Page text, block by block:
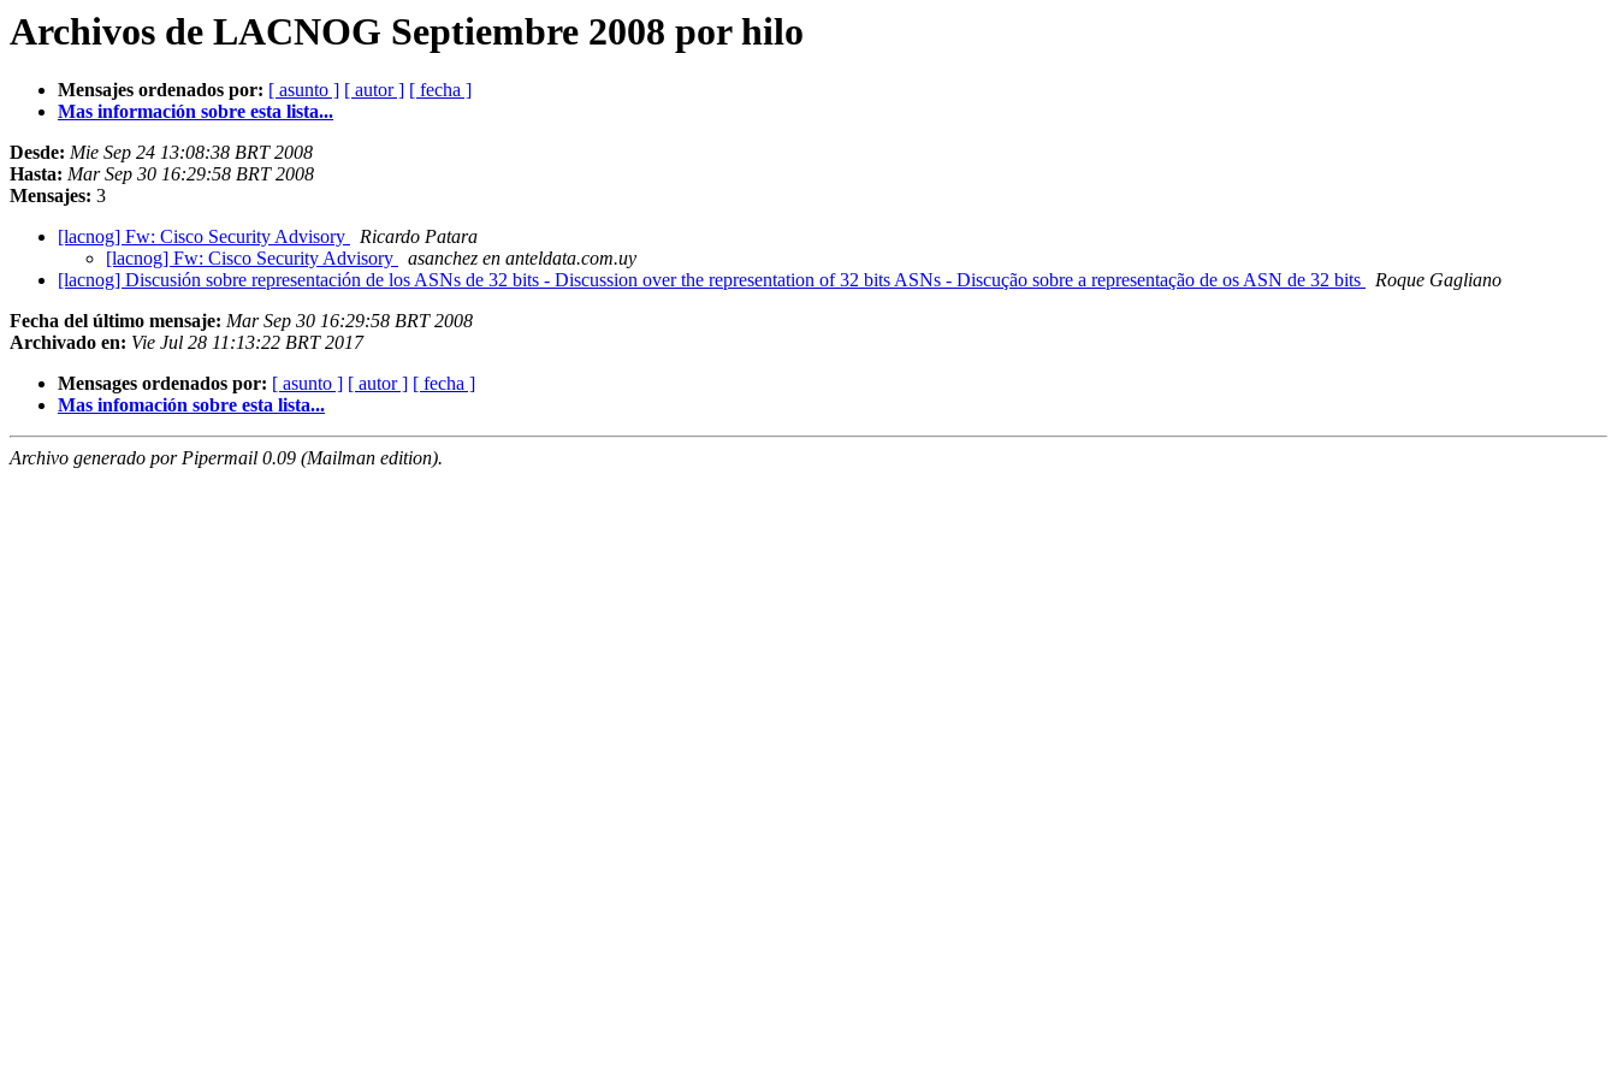
Archivos de LACNOG Septiembre 2008 por hilo
Mensajes ordenados por: [ asunto ] [ autor ] [ fecha ]
Mas información sobre esta lista...
Desde: Mie Sep 24 13:08:38 BRT 2008
Hasta: Mar Sep 30 16:29:58 BRT 2008
Mensajes: 3
[lacnog] Fw: Cisco Security Advisory
Ricardo Patara
[lacnog] Fw: Cisco Security Advisory
asanchez en anteldata.com.uy
[lacnog] Discusión sobre representación de los ASNs de 32 bits - Discussion over the representation of 32 bits ASNs - Discução sobre a representação de os ASN de 32 bits
Roque Gagliano
Fecha del último mensaje: Mar Sep 30 16:29:58 BRT 2008
Archivado en: Vie Jul 28 11:13:22 BRT 2017
Mensages ordenados por: [ asunto ] [ autor ] [ fecha ]
Mas infomación sobre esta lista...
Archivo generado por Pipermail 0.09 (Mailman edition).